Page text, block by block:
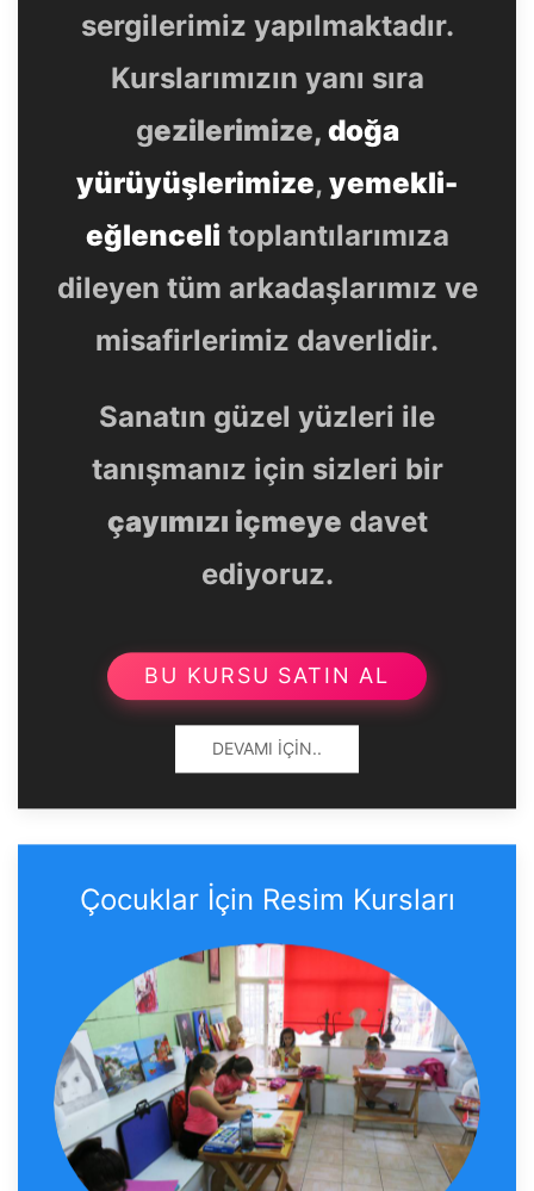
sergilerimiz yapılmaktadır.
Kurslarımızın yanı sıra
gezilerimize, doğa
yürüyüşlerimize, yemekli-
eğlenceli toplantılarımıza
dileyen tüm arkadaşlarımız ve
misafirlerimiz daverlidir.
Sanatın güzel yüzleri ile
tanışmanız için sizleri bir
çayımızı içmeye davet
ediyoruz.
BU KURSU SATIN AL
DEVAMI İÇIN..
Çocuklar İçin Resim Kursları